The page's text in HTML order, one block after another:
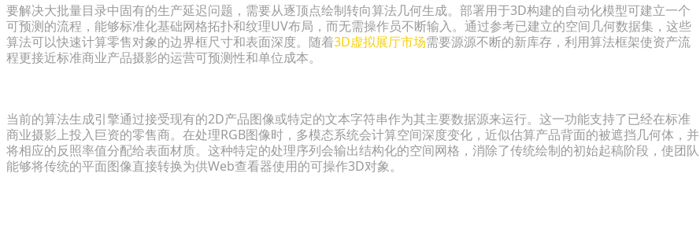
要解决大批量目录中固有的生产延迟问题，需要从逐顶点绘制转向算法几何生成。部署用于3D构建的自动化模型可建立一个
可预测的流程，能够标准化基础网格拓扑和纹理UV布局，而无需操作员不断输入。通过参考已建立的空间几何数据集，这些
算法可以快速计算零售对象的边界框尺寸和表面深度。随着3D虚拟展厅市场需要源源不断的新库存，利用算法框架使资产流
程更接近标准商业产品摄影的运营可预测性和单位成本。
当前的算法生成引擎通过接受现有的2D产品图像或特定的文本字符串作为其主要数据源来运行。这一功能支持了已经在标准
商业摄影上投入巨资的零售商。在处理RGB图像时，多模态系统会计算空间深度变化，近似估算产品背面的被遮挡几何体，并
将相应的反照率值分配给表面材质。这种特定的处理序列会输出结构化的空间网格，消除了传统绘制的初始起稿阶段，使团队
能够将传统的平面图像直接转换为供Web查看器使用的可操作3D对象。